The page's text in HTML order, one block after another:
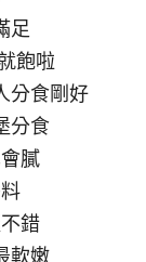
足
飽啦
分食剛好
分食
膩
錯
軟嫩